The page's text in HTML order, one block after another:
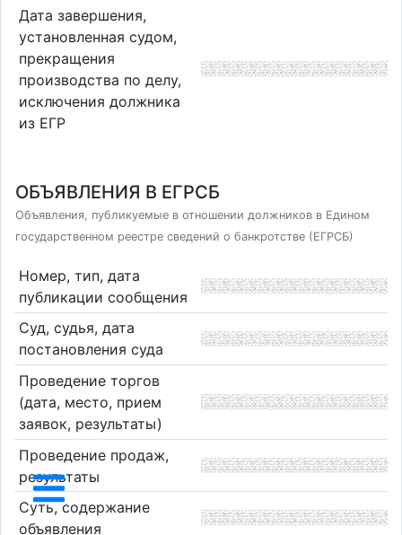
Дата завершения,
установленная судом,
прекращения
производства по делу,
исключения должника
из ЕГР
ОБЪЯВЛЕНИЯ В ЕГРСБ
Объявления, публикуемые в отношении должников в Едином
государственном реестре сведений о банкротстве (ЕГРСБ)
Номер, тип, дата
публикации сообщения
Суд, судья, дата
постановления суда
Проведение торгов
(дата, место, прием
заявок, результаты)
Проведение продаж,
результаты
Суть, содержание
объявления